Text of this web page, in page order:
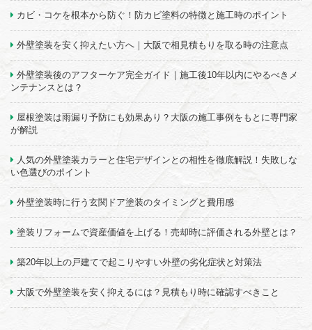
カビ・コケを根本から防ぐ！防カビ塗料の特徴と施工時のポイント
外壁塗装を安く抑えたい方へ｜大阪で相見積もりを取る時の注意点
外壁塗装後のアフターケア完全ガイド｜施工後10年以内にやるべきメ
ンテナンスとは？
屋根塗装は雨漏り予防にも効果あり？大阪の施工事例をもとに専門家
が解説
人気の外壁塗装カラーと住宅デザインとの相性を徹底解説！失敗しな
い色選びのポイント
外壁塗装時に行う玄関ドア塗装のタイミングと費用感
塗装リフォームで資産価値を上げる！売却時に評価される外壁とは？
築20年以上の戸建てで起こりやすい外壁の劣化症状と対策法
大阪で外壁塗装を安く抑えるには？見積もり時に確認すべきこと